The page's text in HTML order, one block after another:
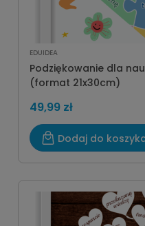
EDUIDEA
Podziękowanie dla
(format 21x30cm)
49,99 zł
Dodaj do